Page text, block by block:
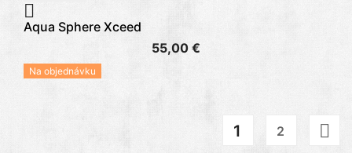

Aqua Sphere Xceed
55,00 €
Na objednávku
1 2 